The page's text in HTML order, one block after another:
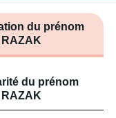
du prénom
RAZAK
du prénom
RAZAK